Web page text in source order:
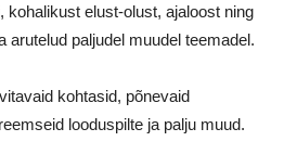
kohalikust elust-olust, ajaloost ning
arutelud paljudel muudel teemadel.
kohtasid, põnevaid
looduspilte ja palju muud.